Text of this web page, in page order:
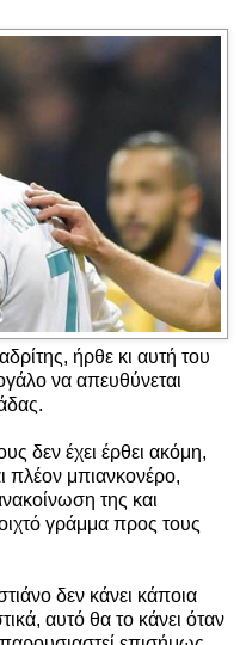
ήρθε κι αυτή του
να απευθύνεται
δεν έχει έρθει ακόμη,
πλέον μπιανκονέρο,
της και
γράμμα προς τους
δεν κάνει κάποια
αυτό θα το κάνει όταν